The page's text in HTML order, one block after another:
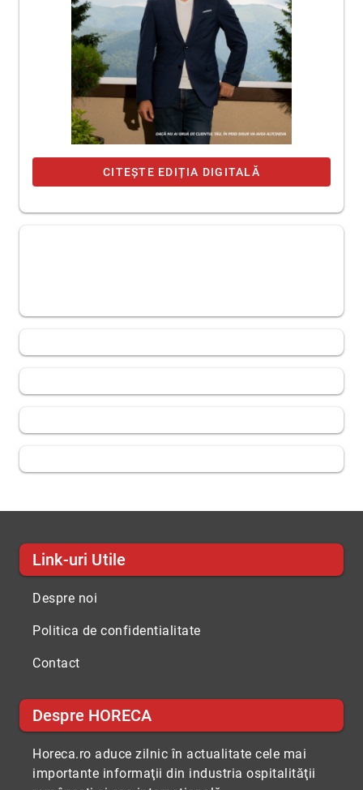
CITEȘTE EDIȚIA DIGITALĂ
Link-uri Utile
Despre noi
Politica de confidentialitate
Contact
Despre HORECA
Horeca.ro aduce zilnic în actualitate cele mai
importante informaţii din industria ospitalităţii